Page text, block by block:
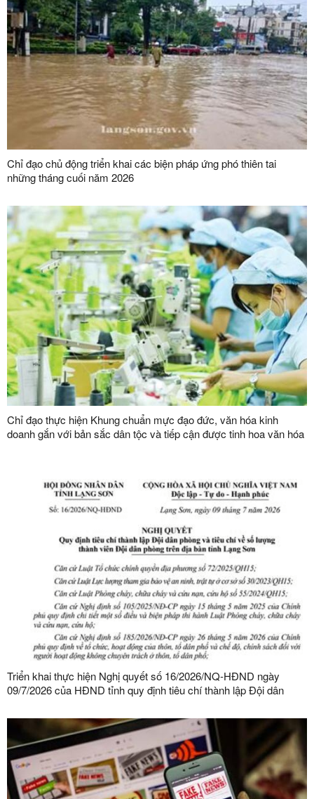
Chỉ đạo chủ động triển khai các biện pháp ứng phó thiên tai
những tháng cuối năm 2026
Chỉ đạo thực hiện Khung chuẩn mực đạo đức, văn hóa kinh
doanh gắn với bản sắc dân tộc và tiếp cận được tinh hoa văn hóa
Triển khai thực hiện Nghị quyết số 16/2026/NQ-HĐND ngày
09/7/2026 của HĐND tỉnh quy định tiêu chí thành lập Đội dân
bàn tỉnh